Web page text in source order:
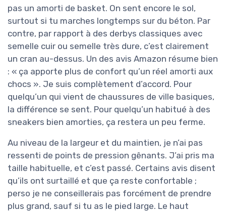
pas un amorti de basket. On sent encore le sol,
surtout si tu marches longtemps sur du béton. Par
contre, par rapport à des derbys classiques avec
semelle cuir ou semelle très dure, c’est clairement
un cran au-dessus. Un des avis Amazon résume bien
: « ça apporte plus de confort qu’un réel amorti aux
chocs ». Je suis complètement d’accord. Pour
quelqu’un qui vient de chaussures de ville basiques,
la différence se sent. Pour quelqu’un habitué à des
sneakers bien amorties, ça restera un peu ferme.
Au niveau de la largeur et du maintien, je n’ai pas
ressenti de points de pression gênants. J’ai pris ma
taille habituelle, et c’est passé. Certains avis disent
qu’ils ont surtaillé et que ça reste confortable ;
perso je ne conseillerais pas forcément de prendre
plus grand, sauf si tu as le pied large. Le haut